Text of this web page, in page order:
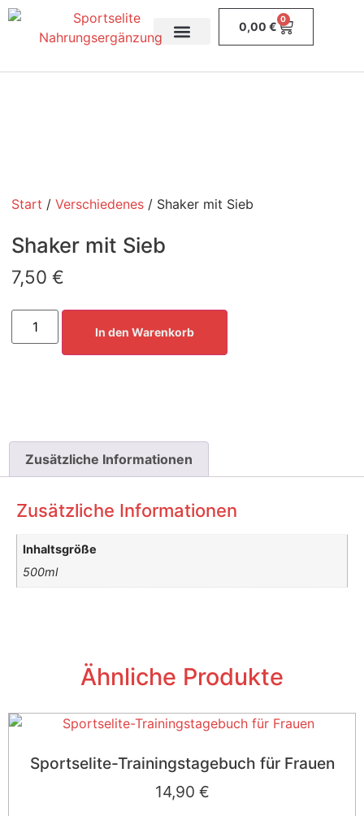
0,00 €
0
Start / Verschiedenes / Shaker mit Sieb
Shaker mit Sieb
7,50 €
In den Warenkorb
Zusätzliche Informationen
Zusätzliche Informationen
Inhaltsgröße
500ml
Ähnliche Produkte
Sportselite-Trainingstagebuch für Frauen
14,90 €